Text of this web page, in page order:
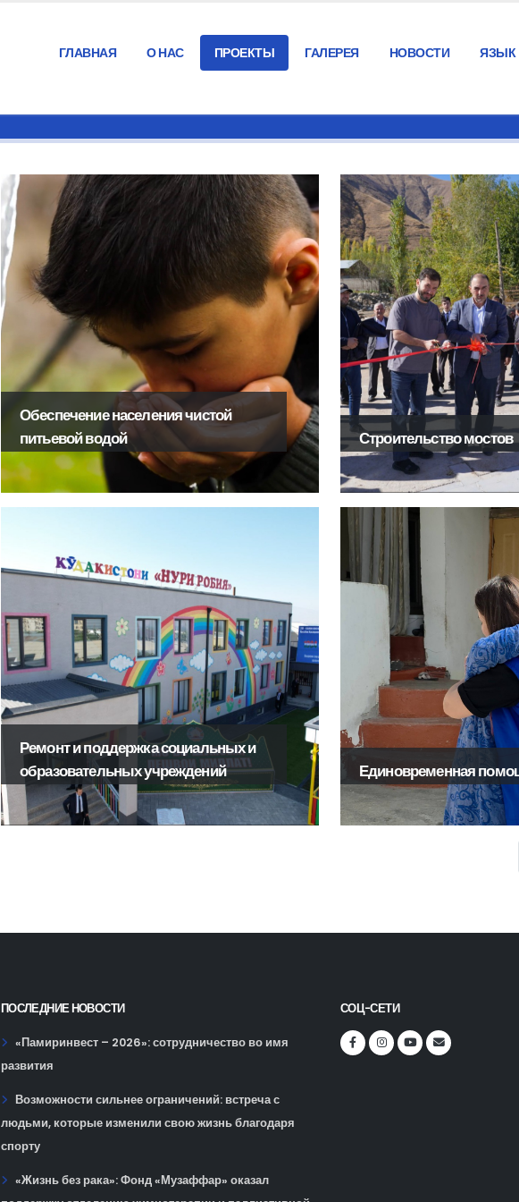
ГЛАВНАЯ О НАС ПРОЕКТЫ ГАЛЕРЕЯ НОВОСТИ ЯЗЫК
Обеспечение населения чистой
питьевой водой
Строительство мостов
Ремонт и поддержка социальных и
образовательных учреждений
Единовременная
ПОСЛЕДНИЕ НОВОСТИ
«Памиринвест – 2026»: сотрудничество во имя
развития
Возможности сильнее ограничений: встреча с
людьми, которые изменили свою жизнь благодаря
спорту
«Жизнь без рака»: Фонд «Музаффар» оказал
СОЦ-СЕТИ